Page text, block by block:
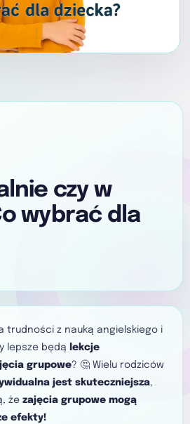
czy w
wybrać dla
trudności z nauką angielskiego i
lepsze będą
lekcje
grupowe? 🤔 Wielu rodziców
jest skuteczniejsza,
że zajęcia grupowe mogą
efekty!